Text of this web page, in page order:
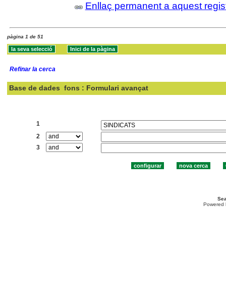
Enllaç permanent a aquest
pàgina 1 de 51
Refinar la cerca
Base de dades fons : Formulari avançat
1
2
3